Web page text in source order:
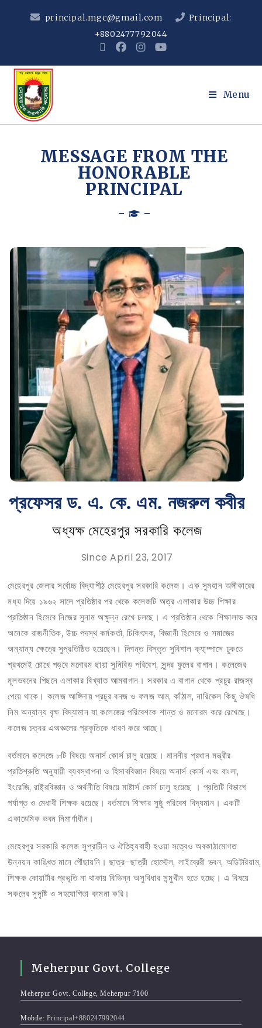
principal.mgc@gmail.com
Principal:
+8802477792044
Menu
MESSAGE FROM THE
HONORABLE
PRINCIPAL
প্রফেসর ড. এ. কে. এম. নজরুল কবীর
অধ্যক্ষ মেহেরপুর সরকারি কলেজ
Since April 23, 2017
মেহেরপুর জেলার সর্বোচ্চ বিদ্যাপীঠ মেহেরপুর সরকারি কলেজ। এক সুমহান অঙ্গীকারের
মধ্য দিয়ে ১৯৬২ সালে প্রতিষ্ঠার পর থেকে কলেজটি অত্র এলাকার উচ্চ শিক্ষার
প্রতিষ্ঠান হিসেবে নিজের সুনাম অক্ষুন্ন রেখে চলছে। এ প্রতিষ্ঠান থেকে শিক্ষালাভ করে
অনেকে রাজনীতিক, উচ্চ পদস্থ কর্মকর্তা, চিকিৎসক, বিজ্ঞানী হিসেবে ও সমাজের
অন্যান্য ক্ষেত্রে সুপ্রতিষ্ঠিত হয়েছেন। দিগন্ত বিস্তৃত সুবিশাল ক্যা্ম্পাসে ঢুকতে
প্রথমেই চোখে পড়বে মনোরম ছায়া সুনিবিড় পরিবেশ, সুন্দর ফুলের বাগান। কলেজের
মূলভবনের পিছনে এলাকার বিখ্যাত আমবাগান। সরকার এ বাগান থেকে প্রচুর রাজস্ব
পেয়ে থাকে। কলেজ আঙ্গিনায় প্রচুর বনজ ও ফলজ আম, কাঁঠাল, নারিকেল কিছু ঔষধি
নিম অন্যান্য বৃক্ষ বিদ্যামান যা কলেজের পরিবেশকে শান্ত ও মনোরম করে রেখেছে।
কলেজ চত্বর এঅঞ্চলের প্রকৃতিকে ধারণ করে আছে।
বর্তমানে কলেজে ৮টি বিষয়ে অনার্স কোর্স চালু রয়েছে। মাননীয় প্রধান মন্ত্রীর
প্রতিশ্রুতি অনুযায়ী ব্যবস্থাপনা ও হিসাববিজ্ঞান বিষয়ে অনার্স কোর্স এবং বাংলা,
ইংরেজি, রাষ্ট্রবিজ্ঞান ও অর্থনীতি বিষয়ে মাষ্টার্স কোর্স চালু হয়েছে । প্রতিটি বিভাগে
পর্যাপ্ত ও মেধাবী শিক্ষক রয়েছে। বর্তমানে শিক্ষার সুষ্ঠূ পরিবেশ বিদ্যমান। একটি
একাডেমিক ভবন নিমার্ণাধীন।
মেহেরপুর সরকারি কলেজ সুপ্রাচীন ও ঐতিহ্যবাহী হওয়া সত্বেও অবকাঠামোগত
উন্নয়ন কাঙ্খিত মানে পৌঁছায়নি। ছাত্র-ছাত্রী হোস্টেল, লাইব্রেরী ভবন, অডিটরিয়াম,
শিক্ষক কোয়ার্টার প্রভৃতি না থাকায় বিভিন্ন অসুবিধার সন্মুখীন হতে হচ্ছে। এ বিষয়ে
সকলের সুদৃ্ষ্টি ও সহযোগিতা কামনা করি।
Meherpur Govt. College
Meherpur Govt. College, Meherpur 7100
Mobile: Principal+880247992044